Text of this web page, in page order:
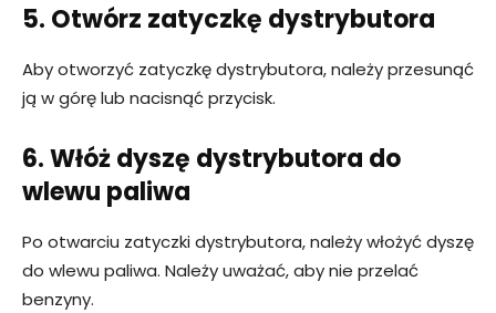
5. Otwórz zatyczkę dystrybutora
Aby otworzyć zatyczkę dystrybutora, należy przesunąć
ją w górę lub nacisnąć przycisk.
6. Włóż dyszę dystrybutora do
wlewu paliwa
Po otwarciu zatyczki dystrybutora, należy włożyć dyszę
do wlewu paliwa. Należy uważać, aby nie przelać
benzyny.